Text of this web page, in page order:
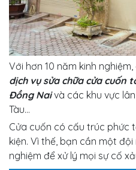
Với hơn 10 năm kinh
dịch vụ sửa chữa cửa cuốn
Đồng Naivà các khu vực
Tàu...
Cửa cuốn có cấu trúc phức
kiện. Vì thế, bạn cần một
nghiệm để xử lý mọi sự cố